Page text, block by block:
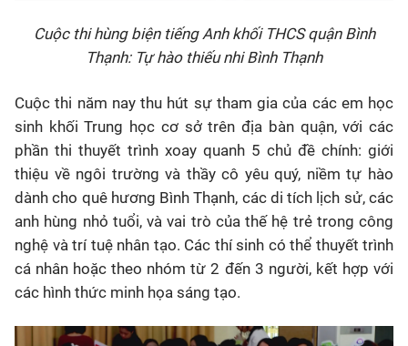
Cuộc thi hùng biện tiếng Anh khối THCS quận Bình
Thạnh: Tự hào thiếu nhi Bình Thạnh
Cuộc thi năm nay thu hút sự tham gia của các em học
sinh khối Trung học cơ sở trên địa bàn quận, với các
phần thi thuyết trình xoay quanh 5 chủ đề chính: giới
thiệu về ngôi trường và thầy cô yêu quý, niềm tự hào
dành cho quê hương Bình Thạnh, các di tích lịch sử, các
anh hùng nhỏ tuổi, và vai trò của thế hệ trẻ trong công
nghệ và trí tuệ nhân tạo. Các thí sinh có thể thuyết trình
cá nhân hoặc theo nhóm từ 2 đến 3 người, kết hợp với
các hình thức minh họa sáng tạo.